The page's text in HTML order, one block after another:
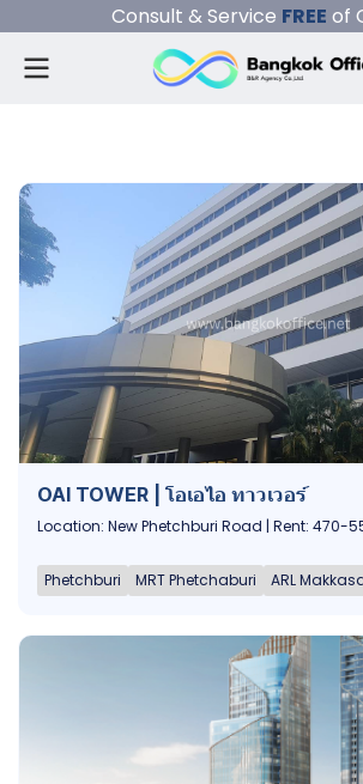
Consult & Service FREE of
OAI TOWER | โอเอไอ ทาวเวอร์
Location: New Phetchburi Road | Rent: 470-
Phetchburi MRT Phetchaburi ARL